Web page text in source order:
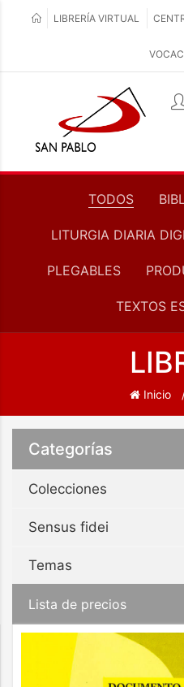
LIBRERÍA VIRTUAL
TODOS
LITURGIA DIARIA
PLEGABLES
TEXTOS
Inicio
Categorías
Colecciones
Sensus fidei
Temas
Lista de precios